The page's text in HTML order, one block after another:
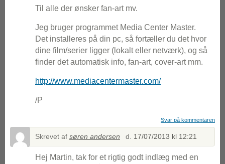
Til alle der ønsker fan-art mv.
Jeg bruger programmet Media Center Master.
Det installeres på din pc, så fortæller du det hvor
dine film/serier ligger (lokalt eller netværk), og så
finder det automatisk info, fan-art, cover-art mm.
http://www.mediacentermaster.com/
/P
Svar på kommentaren
Skrevet af søren andersen d. 17/07/2013 kl 12:21
Hej Martin, tak for et rigtig godt indlæg med en